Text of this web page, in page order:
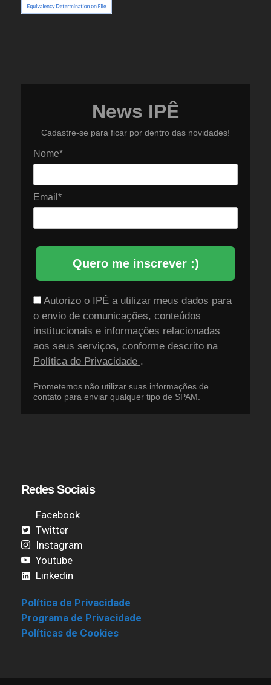
News IPÊ
Cadastre-se para ficar por dentro das novidades!
Nome*
Email*
Quero me inscrever :)
Autorizo o IPÊ a utilizar meus dados para
o envio de comunicações, conteúdos
institucionais e informações relacionadas
aos seus serviços, conforme descrito na
Política de Privacidade .
Prometemos não utilizar suas informações de
contato para enviar qualquer tipo de SPAM.
Redes Sociais
Facebook
Twitter
Instagram
Youtube
Linkedin
Política de Privacidade
Programa de Privacidade
Políticas de Cookies